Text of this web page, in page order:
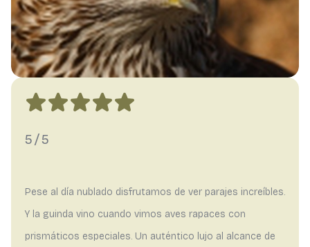
5/5
Pese al día nublado disfrutamos de ver parajes increíbles.
Y la guinda vino cuando vimos aves rapaces con
prismáticos especiales. Un auténtico lujo al alcance de